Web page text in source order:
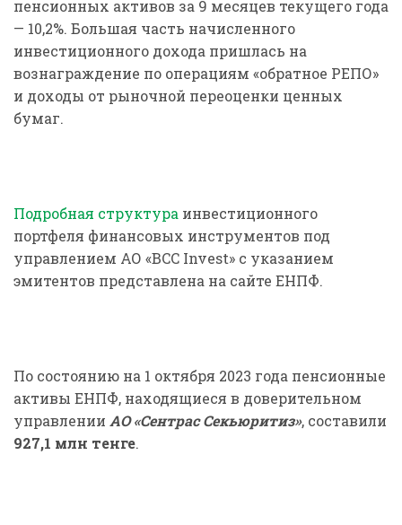
пенсионных активов за 9 месяцев текущего года
— 10,2%. Большая часть начисленного
инвестиционного дохода пришлась на
вознаграждение по операциям «обратное РЕПО»
и доходы от рыночной переоценки ценных
бумаг.
Подробная структура инвестиционного
портфеля финансовых инструментов под
управлением АО «BCC Invest» с указанием
эмитентов представлена на сайте ЕНПФ.
По состоянию на 1 октября 2023 года пенсионные
активы ЕНПФ, находящиеся в доверительном
управлении АО «Сентрас Секьюритиз», составили
927,1 млн тенге.